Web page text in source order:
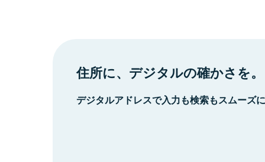
住所に、デジタルの確かさを。
デジタルアドレスで入力も検索もスムーズ